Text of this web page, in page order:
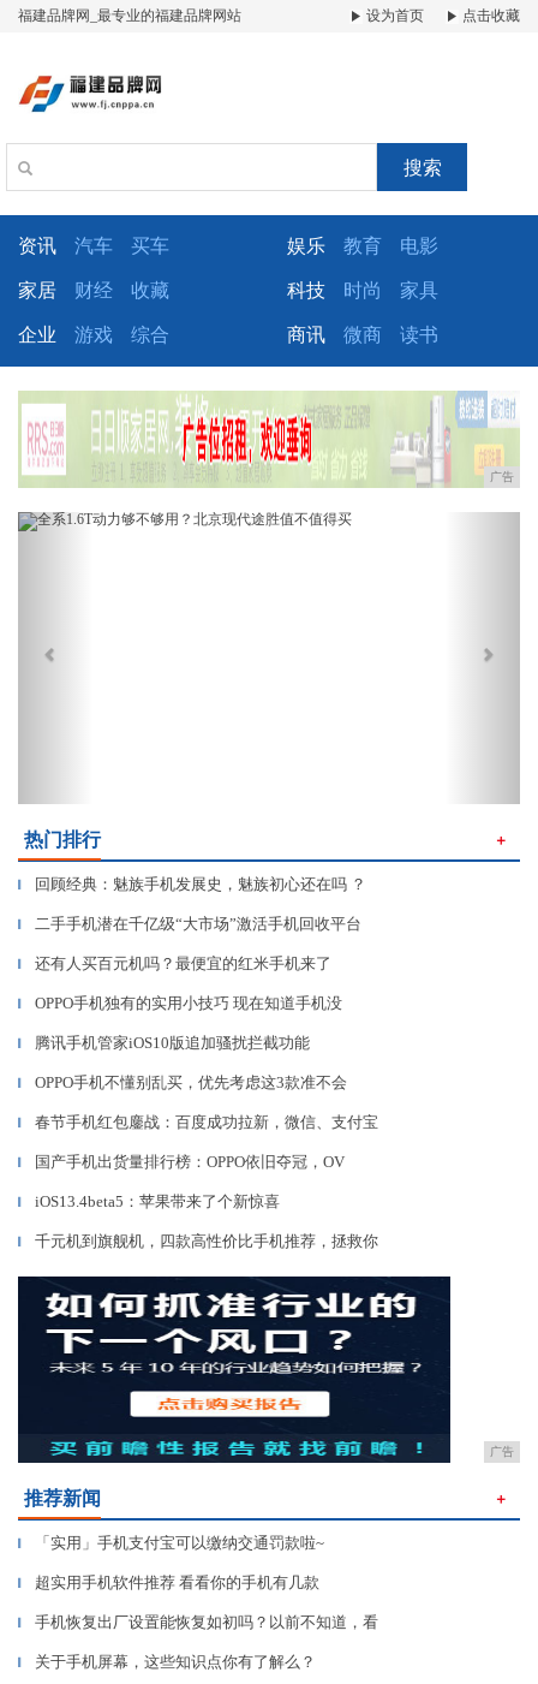
福建品牌网_最专业的福建品牌网站 设为首页 点击收藏
搜索
资讯 汽车 买车 娱乐 教育 电影
家居 财经 收藏 科技 时尚 家具
企业 游戏 综合 商讯 微商 读书
广告
Previous
热门排行 ＋
▎ 回顾经典：魅族手机发展史，魅族初心还在吗 ？
▎ 二手手机潜在千亿级“大市场”激活手机回收平台
▎ 还有人买百元机吗？最便宜的红米手机来了
▎ OPPO手机独有的实用小技巧 现在知道手机没
▎ 腾讯手机管家iOS10版追加骚扰拦截功能
▎ OPPO手机不懂别乱买，优先考虑这3款准不会
▎ 春节手机红包鏖战：百度成功拉新，微信、支付宝
▎ 国产手机出货量排行榜：OPPO依旧夺冠，OV
▎ iOS13.4beta5：苹果带来了个新惊喜
▎ 千元机到旗舰机，四款高性价比手机推荐，拯救你
广告
推荐新闻 ＋
▎ 「实用」手机支付宝可以缴纳交通罚款啦~
▎ 超实用手机软件推荐 看看你的手机有几款
▎ 手机恢复出厂设置能恢复如初吗？以前不知道，看
▎ 关于手机屏幕，这些知识点你有了解么？